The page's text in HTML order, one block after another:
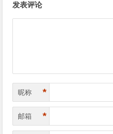
发表评论
昵称 *
邮箱 *